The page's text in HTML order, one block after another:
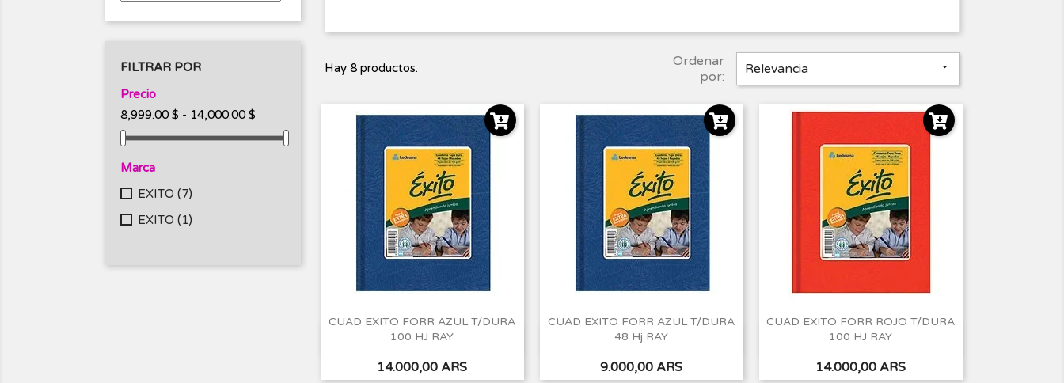
FILTRAR POR
Precio
8,999.00 $ - 14,000.00 $
Marca
EXITO (7)
EXITO (1)
Hay 8 productos.
Ordenar
por:
Relevancia 
CUAD EXITO FORR AZUL T/DURA
100 HJ RAY
Precio
14.000,00 ARS
Vista rápida
CUAD EXITO FORR AZUL T/DURA
48 Hj RAY
Precio
9.000,00 ARS
Vista rápida
CUAD EXITO FORR ROJO T/DURA
100 HJ RAY
Precio
14.000,00 ARS
Vista rápida